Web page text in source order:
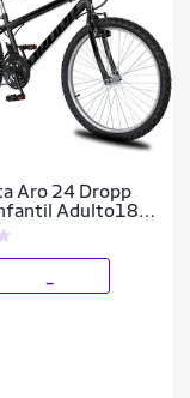
Aro 24 Dropp
Adulto18
Freio V-